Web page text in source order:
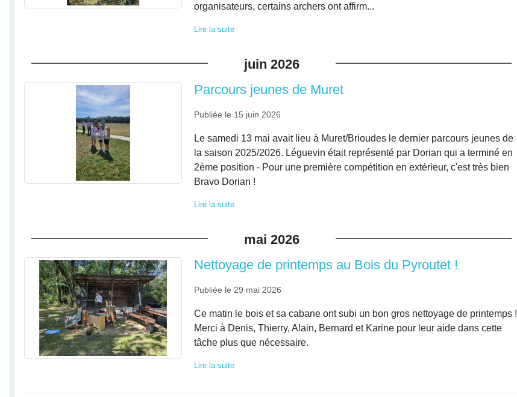
organisateurs, certains archers ont affirm...
Lire la suite
juin 2026
Parcours jeunes de Muret
Publiée le 15 juin 2026
Le samedi 13 mai avait lieu à Muret/Brioudes le dernier parcours jeunes de
la saison 2025/2026. Léguevin était représenté par Dorian qui a terminé en
2ème position - Pour une première compétition en extérieur, c'est très bien
Bravo Dorian !
Lire la suite
mai 2026
Nettoyage de printemps au Bois du Pyroutet !
Publiée le 29 mai 2026
Ce matin le bois et sa cabane ont subi un bon gros nettoyage de printemps !
Merci à Denis, Thierry, Alain, Bernard et Karine pour leur aide dans cette
tâche plus que nécessaire.
Lire la suite